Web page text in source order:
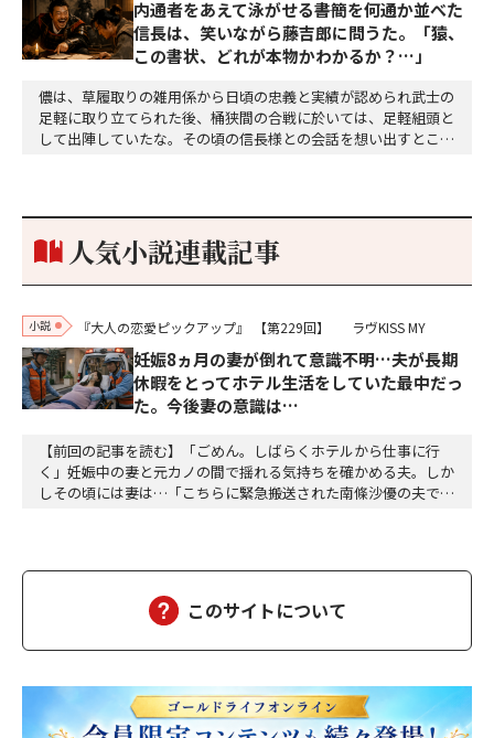
内通者をあえて泳がせる――書簡を何通か並べた
信長は、笑いながら藤吉郎に問うた。「猿、
この書状、どれが本物かわかるか？…」
儂は、草履取りの雑用係から日頃の忠義と実績が認められ武士の
足軽に取り立てられた後、桶狭間の合戦に於いては、足軽組頭と
して出陣していたな。その頃の信長様との会話を想い出すとこん
り。どうして勝てたのか、未だにわかりません。…
人気小説連載記事
小説 『大人の恋愛ピックアップ』 【第229回】 ラヴKISS MY
妊娠8ヵ月の妻が倒れて意識不明…夫が長期
休暇をとってホテル生活をしていた最中だっ
た。今後妻の意識は…
【前回の記事を読む】「ごめん。しばらくホテルから仕事に行
く」妊娠中の妻と元カノの間で揺れる気持ちを確かめる夫。しか
しその頃には妻は…「こちらに緊急搬送された南條沙優の夫です
しばらくして、担当医の先生が俺の元にやってきた。「南…
このサイトについて